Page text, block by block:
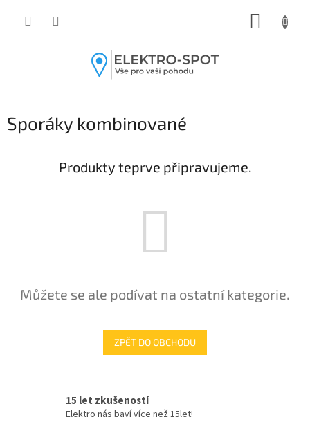
Sporáky kombinované
Produkty teprve připravujeme.
Můžete se ale podívat na ostatní kategorie.
ZPĚT DO OBCHODU
15 let zkušeností
Elektro nás baví více než 15let!